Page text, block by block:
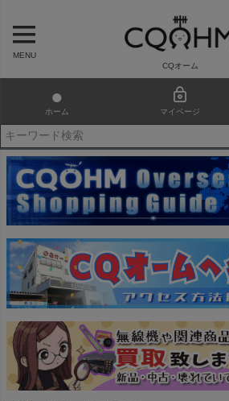
MENU
CQオーム
ホーム マイページ